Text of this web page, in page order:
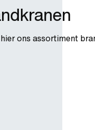
ons assortiment